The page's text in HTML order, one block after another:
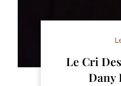
Le Cri
Dany